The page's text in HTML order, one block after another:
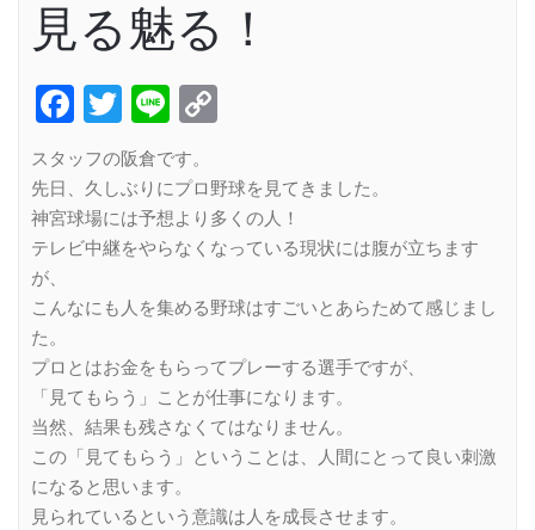
見る魅る！
Facebook
Twitter
Line
スタッフの阪倉です。
先日、久しぶりにプロ野球を見てきました。
神宮球場には予想より多くの人！
テレビ中継をやらなくなっている現状には腹が立ちます
が、
こんなにも人を集める野球はすごいとあらためて感じまし
た。
プロとはお金をもらってプレーする選手ですが、
「見てもらう」ことが仕事になります。
当然、結果も残さなくてはなりません。
この「見てもらう」ということは、人間にとって良い刺激
になると思います。
見られているという意識は人を成長させます。